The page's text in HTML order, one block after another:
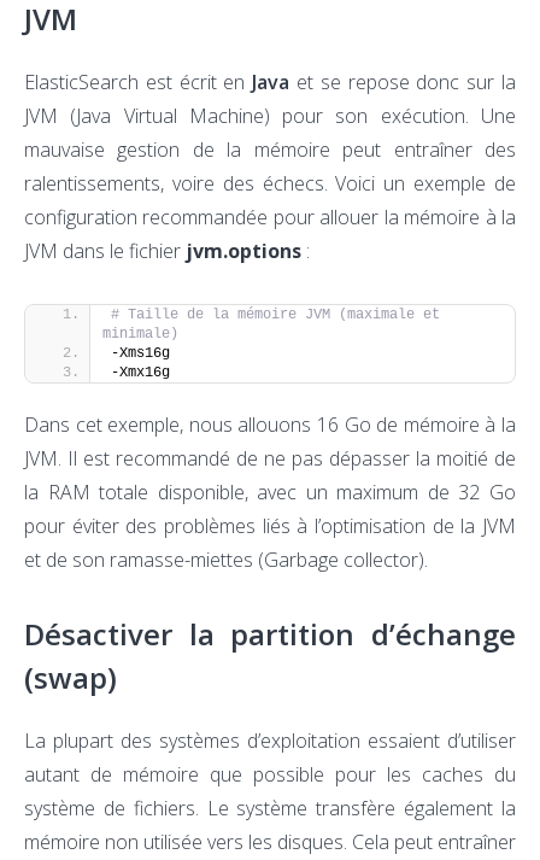
JVM
ElasticSearch est écrit en Java et se repose donc sur la
JVM (Java Virtual Machine) pour son exécution. Une
mauvaise gestion de la mémoire peut entraîner des
ralentissements, voire des échecs. Voici un exemple de
configuration recommandée pour allouer la mémoire à la
JVM dans le fichier jvm.options :
# Taille de la mémoire JVM (maximale et
minimale)
-Xms16g
-Xmx16g
Dans cet exemple, nous allouons 16 Go de mémoire à la
JVM. Il est recommandé de ne pas dépasser la moitié de
la RAM totale disponible, avec un maximum de 32 Go
pour éviter des problèmes liés à l’optimisation de la JVM
et de son ramasse-miettes (Garbage collector).
Désactiver la partition d’échange
(swap)
La plupart des systèmes d’exploitation essaient d’utiliser
autant de mémoire que possible pour les caches du
système de fichiers. Le système transfère également la
mémoire non utilisée vers les disques. Cela peut entraîner